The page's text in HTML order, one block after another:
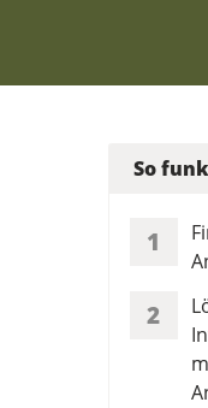
So
1
2